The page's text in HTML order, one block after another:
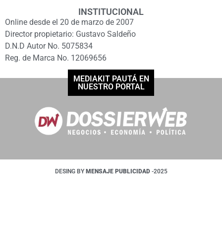
INSTITUCIONAL
Online desde el 20 de marzo de 2007
Director propietario: Gustavo Saldeño
D.N.D Autor No. 5075834
Reg. de Marca No. 12069656
MEDIAKIT PAUTÁ EN
NUESTRO PORTAL
DESING BY MENSAJE PUBLICIDAD -2025